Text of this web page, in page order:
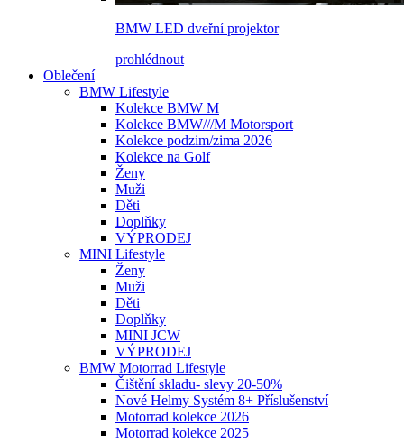
BMW LED dveřní projektor
prohlédnout
Oblečení
BMW Lifestyle
Kolekce BMW M
Kolekce BMW///M Motorsport
Kolekce podzim/zima 2026
Kolekce na Golf
Ženy
Muži
Děti
Doplňky
VÝPRODEJ
MINI Lifestyle
Ženy
Muži
Děti
Doplňky
MINI JCW
VÝPRODEJ
BMW Motorrad Lifestyle
Čištění skladu- slevy 20-50%
Nové Helmy Systém 8+ Příslušenství
Motorrad kolekce 2026
Motorrad kolekce 2025